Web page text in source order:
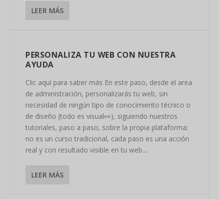
LEER MÁS
PERSONALIZA TU WEB CON NUESTRA
AYUDA
Clic aquí para saber más En este paso, desde el area
de administración, personalizarás tu web, sin
necesidad de ningún tipo de conocimiento técnico o
de diseño (todo es visual👀), siguiendo nuestros
tutoriales, paso a paso, sobre la propia plataforma:
no es un curso tradicional, cada paso es una acción
real y con resultado visible en tu web....
LEER MÁS